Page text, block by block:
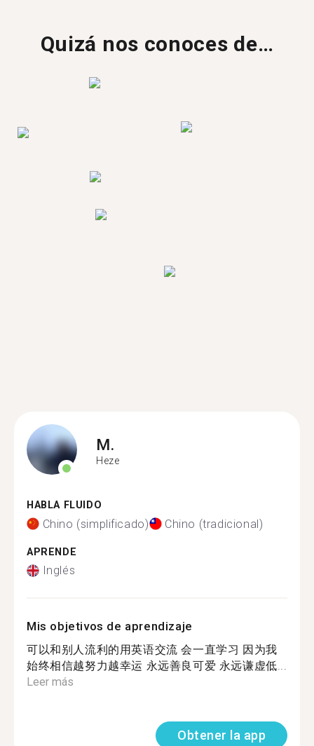
Quizá nos conoces de…
M.
Heze
HABLA FLUIDO
Chino (simplificado) Chino (tradicional)
APRENDE
Inglés
Mis objetivos de aprendizaje
可以和别人流利的用英语交流 会一直学习 因为我
始终相信越努力越幸运 永远善良可爱 永远谦虚低...
Leer más
Obtener la app